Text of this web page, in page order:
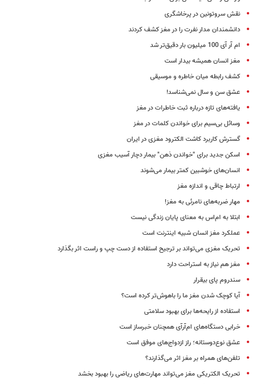
نقش سروتونین در پرخاشگری
دانشمندان مدار نفرت را در مغز کشف کردند
ام آر آی 100 میلیون بار دقیق‌تر شد
مغز انسان همیشه بیدار است
کشف رابطه میان خاطره و موسیقی
عشق سن و سال نمی‌شناسد!
یافته‌های تازه درباره ثبت خاطرات در مغز
وسائل بی‌سیم برای خواندن کلمات در مغز
گسترش کاربرد کاشت الکترود مغزی در ایران
اسکن جدید برای "خواندن ذهن" بیمار دچار آسیب مغزی
انسان‌های خوشبین کمتر بیمار می‌شوند
ارتباط چاقی و اندازه مغز
مهار ضربه‌های نامرئی به مغز!
ابتلا به ام‌اس به معنای پایان زندگی نیست
عملکرد مغز انسان شبیه اینترنت است
تحریک مغزی می‌تواند بر ترجیح استفاده از دست چپ و راست اثر بگذارد
مغز هم نیاز به استراحت دارد
سندروم پای بیقرار
آیا کوچک شدن مغز‌ ما را باهوش‌تر کرده است؟
استفاده از رایحه‌ها برای بهبود سلامتی
خرابی دستگاه‌های‌ ام‌آر‌آی همچنان خبرساز است
عشق نوع‌دوستانه؛ راز ازدواج‌های موفق است
تلفن‌های همراه بر مغز اثر می‌گذارند؟
تحریک الکتریکی مغز می‌تواند مهارت‌های ریاضی را بهبود بخشد